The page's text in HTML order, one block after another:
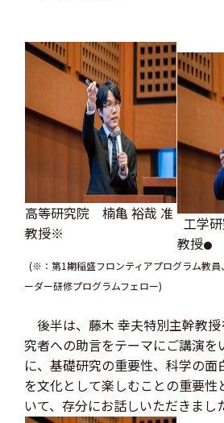
高等研究院 楠亀 裕哉 准
教授※
工学
教授●
(※：第1期稲盛フロンティアプログラム教
ーダー研修プログラムフェロー)
後半は、藤木 幸夫特別主幹教
究者への助言をテーマにご講演を
に、基礎研究の重要性、科学の面
を文化として楽しむことの重要性
いて、存分にお話しいただきまし